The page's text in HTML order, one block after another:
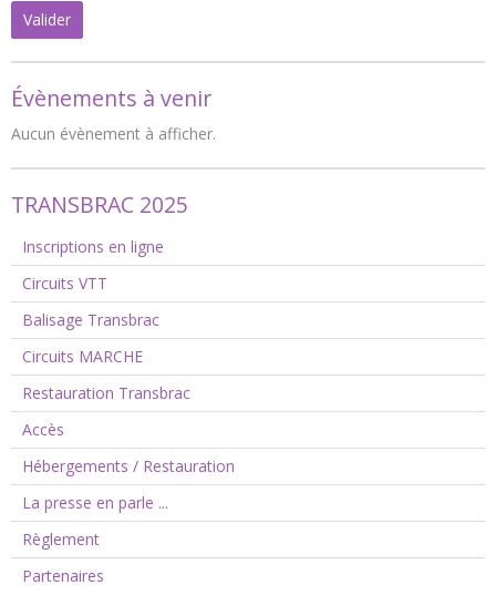
Valider
Évènements à venir
Aucun évènement à afficher.
TRANSBRAC 2025
Inscriptions en ligne
Circuits VTT
Balisage Transbrac
Circuits MARCHE
Restauration Transbrac
Accès
Hébergements / Restauration
La presse en parle ...
Règlement
Partenaires